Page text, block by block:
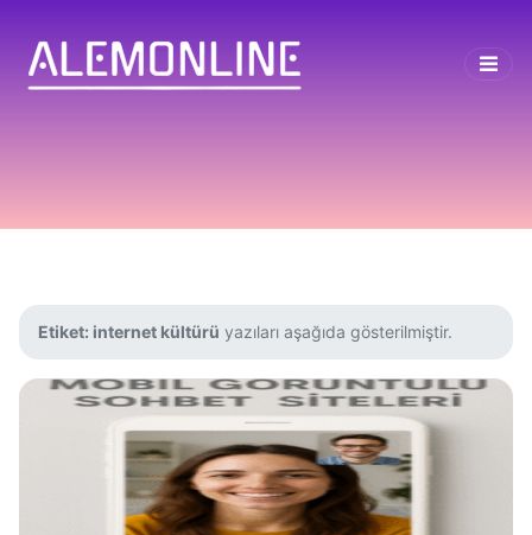
Etiket: internet kültürü yazıları aşağıda gösterilmiştir.